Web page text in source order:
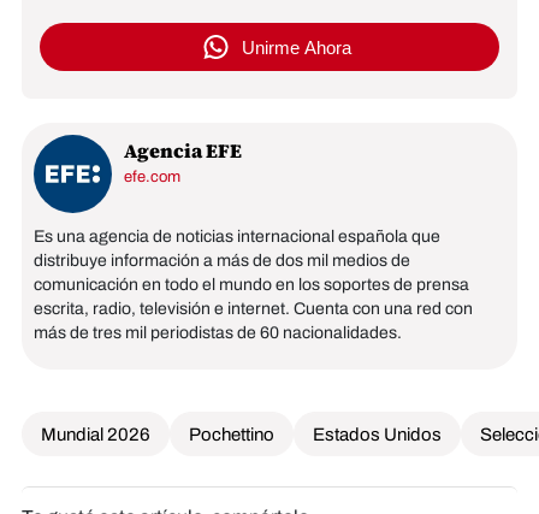
Unirme Ahora
Agencia EFE
efe.com
Es una agencia de noticias internacional española que
distribuye información a más de dos mil medios de
comunicación en todo el mundo en los soportes de prensa
escrita, radio, televisión e internet. Cuenta con una red con
más de tres mil periodistas de 60 nacionalidades.
Mundial 2026 Pochettino Estados Unidos